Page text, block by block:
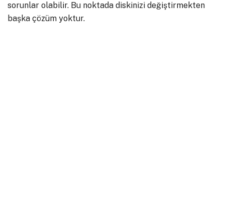
sorunlar olabilir. Bu noktada diskinizi değiştirmekten
başka çözüm yoktur.